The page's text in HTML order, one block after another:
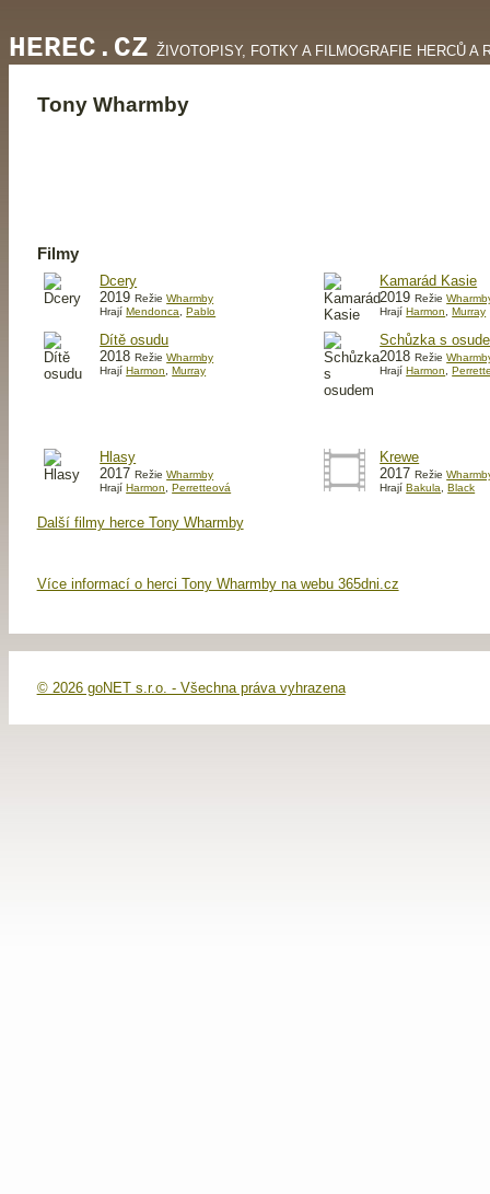
HEREC.CZ ŽIVOTOPISY, FOTKY A FILMOGRAFIE HERCŮ A
Tony Wharmby
Filmy
Dcery
2019RežieWharmby
HrajíMendonca ,Pablo
Kamarád Kasie
2019Režie
HrajíHarmon ,Murray
Dítě osudu
2018RežieWharmby
HrajíHarmon ,Murray
Schůzka s
2018Režie
HrajíHarmon ,
Hlasy
2017RežieWharmby
HrajíHarmon,Perretteová
Krewe
2017Režie
HrajíBakula,Black
Další filmy herce Tony Wharmby
Více informací o herci Tony Wharmby na webu 365dni.cz
© 2026 goNET s.r.o. - Všechna práva vyhrazena